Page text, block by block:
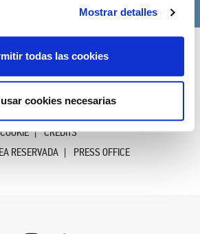
Mostrar detalles
todas las cookies
cookies necesarias
Secondary Headquarters Via Cà
(VI) P.IVA 01183880937 Sujeto a la
COOKIE
CREDITS
RESERVADA PRESS OFFICE